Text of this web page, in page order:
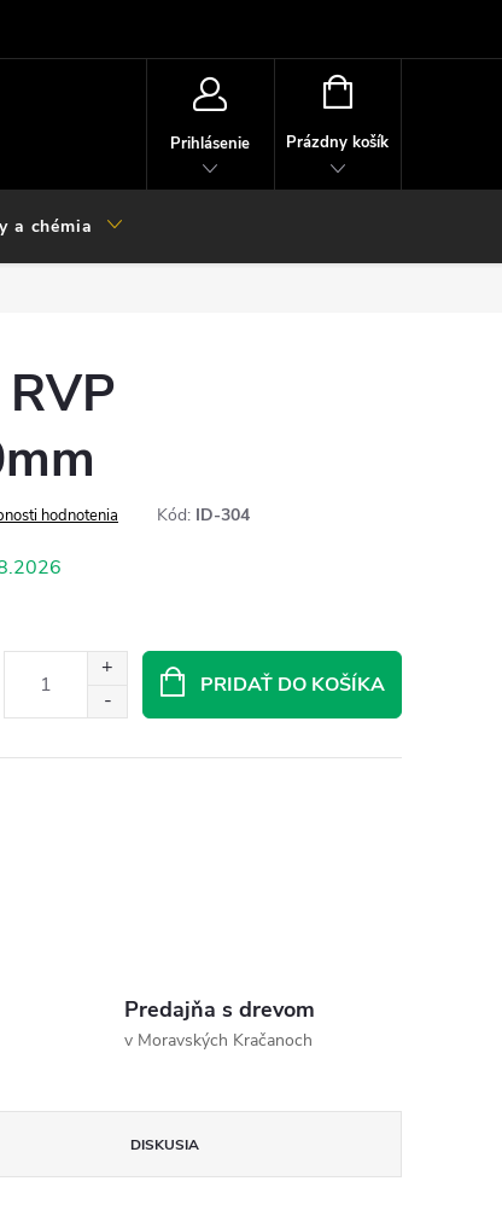
Prihlásenie
NÁKUPNÝ
Prázdny košík
a chémia
hodnotenia Kód: ID-304
PRIDAŤ DO KOŠÍKA
Predajňa s drevom
v Moravských Kračanoch
DISKUSIA